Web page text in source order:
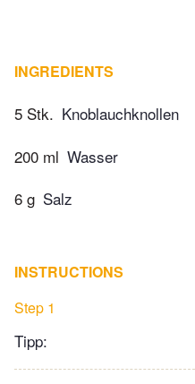
INGREDIENTS
5 Stk. Knoblauchknollen
200 ml Wasser
6 g Salz
INSTRUCTIONS
Step 1
Tipp: